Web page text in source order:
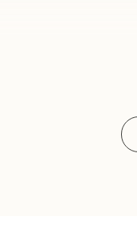
samt två kyl/frys
kostnadsfria tillval